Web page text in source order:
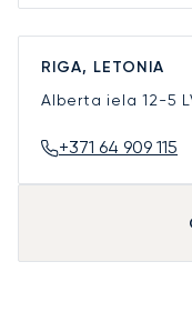
RIGA, LETONIA
Alberta iela 12-5
+371 64 909 115